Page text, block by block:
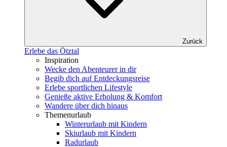
Zurück
Erlebe das Ötztal
Inspiration
Wecke den Abenteurer in dir
Begib dich auf Entdeckungsreise
Erlebe sportlichen Lifestyle
Genieße aktive Erholung & Komfort
Wandere über dich hinaus
Themenurlaub
Winterurlaub mit Kindern
Skiurlaub mit Kindern
Radurlaub